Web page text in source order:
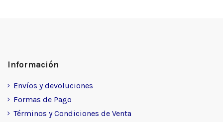
Información
Envíos y devoluciones
Formas de Pago
Términos y Condiciones de Venta